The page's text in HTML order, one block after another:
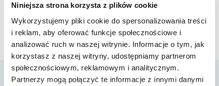
Niniejsza strona korzysta z plików cookie
Wykorzystujemy pliki cookie do spersonalizowania treści
i reklam, aby oferować funkcje społecznościowe i
analizować ruch w naszej witrynie. Informacje o tym, jak
korzystasz z naszej witryny, udostępniamy partnerom
społecznościowym, reklamowym i analitycznym.
Partnerzy mogą połączyć te informacje z innymi danymi
Powrót do aktualizacji